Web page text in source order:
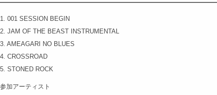
1. 001 SESSION BEGIN
2. JAM OF THE BEAST INSTRUMENTAL
3. AMEAGARI NO BLUES
4. CROSSROAD
5. STONED ROCK
参加アーティスト